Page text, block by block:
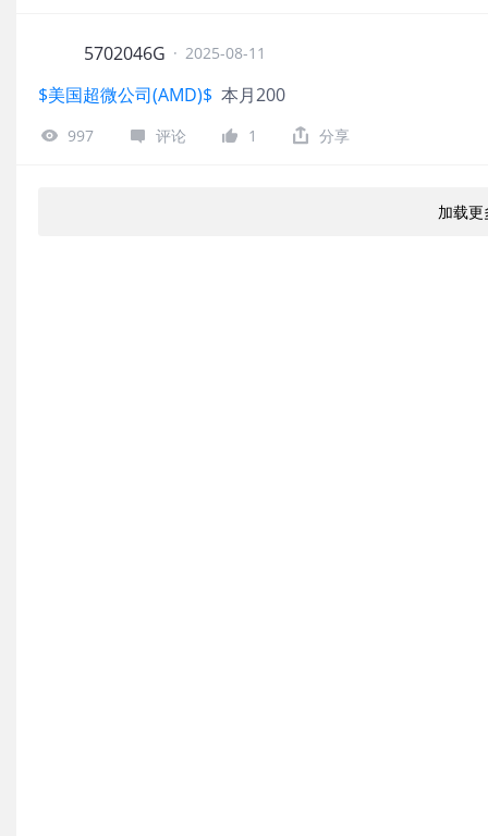
5702046G · 2025-08-11
$美国超微公司(AMD)$ 本月200
997 评论 1 分享
加载更